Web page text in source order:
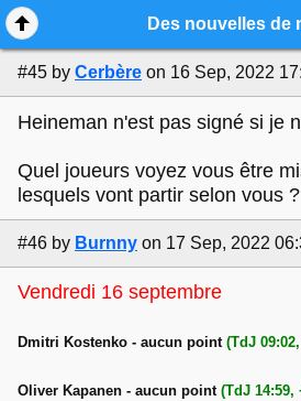
#45 by Cerbère on 16 Sep, 2022
Heineman n'est pas signé si je
Quel joueurs voyez vous être
lesquels vont partir selon vous ?
#46 by Burnny on 17 Sep, 2022
Vendredi 16 septembre
Dmitri Kostenko - aucun point (TdJ
Oliver Kapanen - aucun point (TdJ 14:59,